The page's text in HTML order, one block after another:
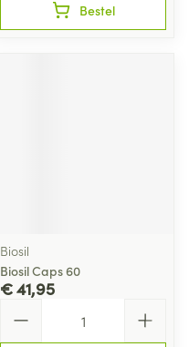
Bestel
Biosil
Biosil Caps 60
€ 41,95